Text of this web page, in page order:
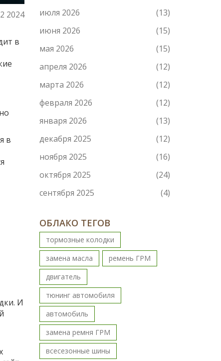
2024
в
в
И
июля 2026
(13)
июня 2026
(15)
мая 2026
(15)
апреля 2026
(12)
марта 2026
(12)
февраля 2026
(12)
января 2026
(13)
декабря 2025
(12)
ноября 2025
(16)
октября 2025
(24)
сентября 2025
(4)
ОБЛАКО ТЕГОВ
тормозные колодки
замена масла
ремень ГРМ
двигатель
тюнинг автомобиля
автомобиль
замена ремня ГРМ
всесезонные шины